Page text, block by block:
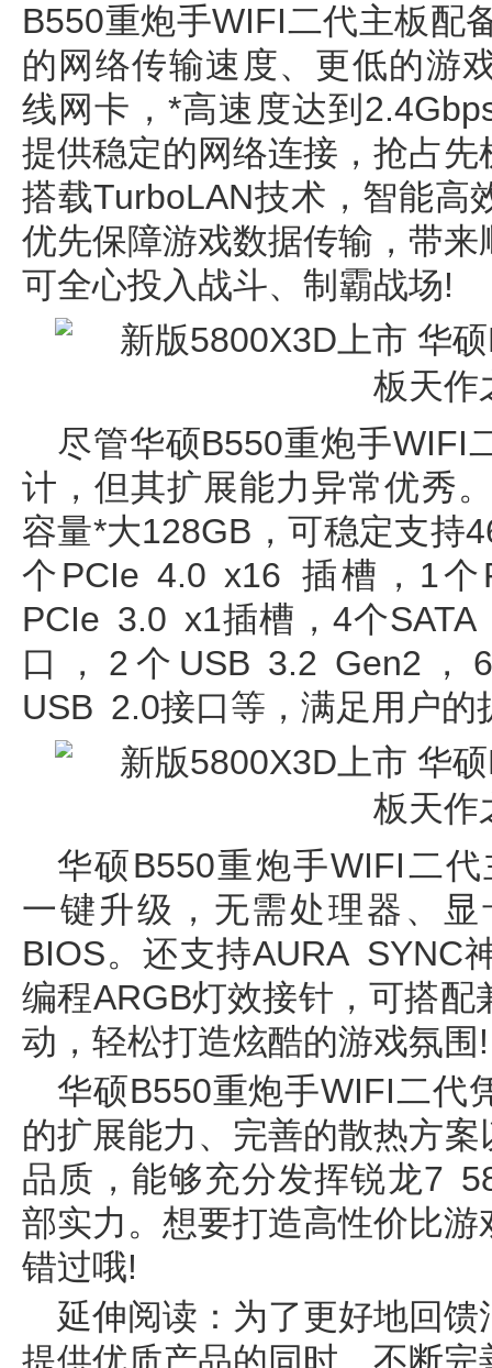
B550重炮手WIFI二代主板配
的网络传输速度、更低的游
线网卡，*高速度达到
提供稳定的网络连接，抢占
搭载TurboLAN技术，智能高
优先保障游戏数据传输，带
可全心投入战斗、制霸战场!
尽管华硕B550重炮手WIFI
计，但其扩展能力异常优秀
容量*大128GB，可稳定支持
个PCIe 4.0 x16 插槽，1
PCIe 3.0 x1插槽，4个
口，2个USB 3.2 Gen2，
USB 2.0接口等，满足用户的
华硕B550重炮手WIFI二
一键升级，无需处理器、
BIOS。还支持AURA SYNC
编程ARGB灯效接针，可搭
动，轻松打造炫酷的游戏氛围!
华硕B550重炮手WIFI二代
的扩展能力、完善的散热方
品质，能够充分发挥锐龙7
部实力。想要打造高性价比
错过哦!
延伸阅读：为了更好地回